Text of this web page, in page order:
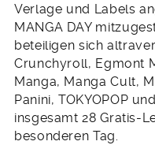
Verlage und Labels
MANGA DAY
beteiligen sich
Crunchyroll, Egmont
Manga, Manga Cult,
Panini, TOKYOPOP
insgesamt 28 Gratis-
besonderen Tag.